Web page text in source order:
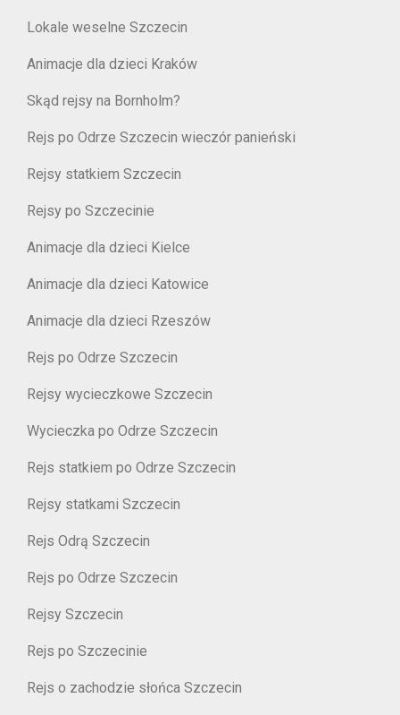
Lokale weselne Szczecin
Animacje dla dzieci Kraków
Skąd rejsy na Bornholm?
Rejs po Odrze Szczecin wieczór panieński
Rejsy statkiem Szczecin
Rejsy po Szczecinie
Animacje dla dzieci Kielce
Animacje dla dzieci Katowice
Animacje dla dzieci Rzeszów
Rejs po Odrze Szczecin
Rejsy wycieczkowe Szczecin
Wycieczka po Odrze Szczecin
Rejs statkiem po Odrze Szczecin
Rejsy statkami Szczecin
Rejs Odrą Szczecin
Rejs po Odrze Szczecin
Rejsy Szczecin
Rejs po Szczecinie
Rejs o zachodzie słońca Szczecin